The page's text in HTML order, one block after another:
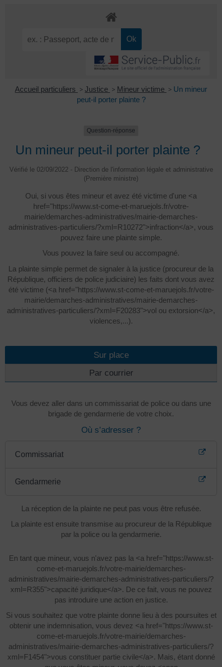
Accueil particuliers > Justice > Mineur victime > Un mineur
peut-il porter plainte ?
Question-réponse
Un mineur peut-il porter plainte ?
Vérifié le 02/09/2022 - Direction de l'information légale et administrative
(Première ministre)
Oui, si vous êtes mineur et avez été victime d'une <a
href="https://www.st-come-et-maruejols.fr/votre-
mairie/demarches-administratives/mairie-demarches-
administratives-particuliers/?xml=R10272">infraction</a>, vous
pouvez faire une plainte simple.
Vous pouvez la faire seul ou accompagné.
La plainte simple permet de signaler à la justice (procureur de la
République, officiers de police judiciaire) les faits dont vous avez
été victime (<a href="https://www.st-come-et-maruejols.fr/votre-
mairie/demarches-administratives/mairie-demarches-
administratives-particuliers/?xml=F20283">vol ou extorsion</a>,
violences,...).
Sur place
Par courrier
Vous devez aller dans un commissariat de police ou dans une
brigade de gendarmerie de votre choix.
Où s’adresser ?
Commissariat
Gendarmerie
La réception de la plainte ne peut pas vous être refusée.
La plainte est ensuite transmise au procureur de la République
par la police ou la gendarmerie.
En tant que mineur, vous n'avez pas la <a href="https://www.st-
come-et-maruejols.fr/votre-mairie/demarches-
administratives/mairie-demarches-administratives-particuliers/?
xml=R355">capacité juridique</a>. De ce fait, vous ne pouvez
pas introduire une action en justice.
Si vous souhaitez que votre plainte donne lieu à des poursuites et
obtenir une indemnisation, vous devez <a href="https://www.st-
come-et-maruejols.fr/votre-mairie/demarches-
administratives/mairie-demarches-administratives-particuliers/?
xml=F1454">vous constituer partie civile</a>. Mais, étant donné